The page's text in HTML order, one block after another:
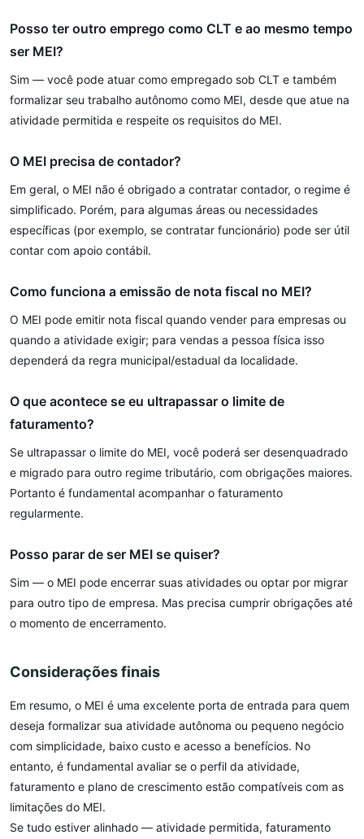
Posso ter outro emprego como CLT e ao mesmo tempo
ser MEI?
Sim — você pode atuar como empregado sob CLT e também
formalizar seu trabalho autônomo como MEI, desde que atue na
atividade permitida e respeite os requisitos do MEI.
O MEI precisa de contador?
Em geral, o MEI não é obrigado a contratar contador, o regime é
simplificado. Porém, para algumas áreas ou necessidades
específicas (por exemplo, se contratar funcionário) pode ser útil
contar com apoio contábil.
Como funciona a emissão de nota fiscal no MEI?
O MEI pode emitir nota fiscal quando vender para empresas ou
quando a atividade exigir; para vendas a pessoa física isso
dependerá da regra municipal/estadual da localidade.
O que acontece se eu ultrapassar o limite de
faturamento?
Se ultrapassar o limite do MEI, você poderá ser desenquadrado
e migrado para outro regime tributário, com obrigações maiores.
Portanto é fundamental acompanhar o faturamento
regularmente.
Posso parar de ser MEI se quiser?
Sim — o MEI pode encerrar suas atividades ou optar por migrar
para outro tipo de empresa. Mas precisa cumprir obrigações até
o momento de encerramento.
Considerações finais
Em resumo, o MEI é uma excelente porta de entrada para quem
deseja formalizar sua atividade autônoma ou pequeno negócio
com simplicidade, baixo custo e acesso a benefícios. No
entanto, é fundamental avaliar se o perfil da atividade,
faturamento e plano de crescimento estão compatíveis com as
limitações do MEI.
Se tudo estiver alinhado — atividade permitida, faturamento